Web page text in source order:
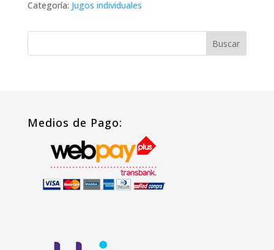
Categoría: Jugos individuales
Medios de Pago: